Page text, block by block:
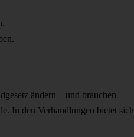
ändern – und brauchen
In den Verhandlungen bietet sich